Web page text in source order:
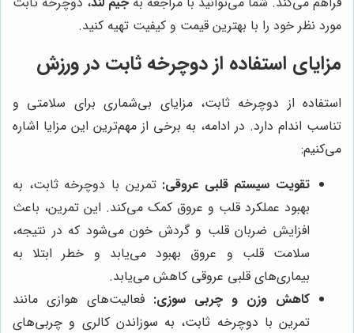
مورد نظر خود را با بهترین قیمت و کیفیت تهیه کنید.
مزایای استفاده از دوچرخه ثابت در ورزش
استفاده از دوچرخه ثابت، مزایای بی‌شماری برای سلامتی و
تناسب اندام دارد. در ادامه، به برخی از مهم‌ترین این مزایا اشاره
می‌کنیم:
تقویت سیستم قلبی عروقی: تمرین با دوچرخه ثابت، به
بهبود عملکرد قلب و عروق کمک می‌کند. این تمرین، باعث
افزایش ضربان قلب و گردش خون می‌شود که در نتیجه،
سلامت قلب و عروق بهبود می‌یابد و خطر ابتلا به
بیماری‌های قلبی عروقی کاهش می‌یابد.
کاهش وزن و چربی سوزی: فعالیت‌های هوازی مانند
تمرین با دوچرخه ثابت، به سوزاندن کالری و چربی‌های